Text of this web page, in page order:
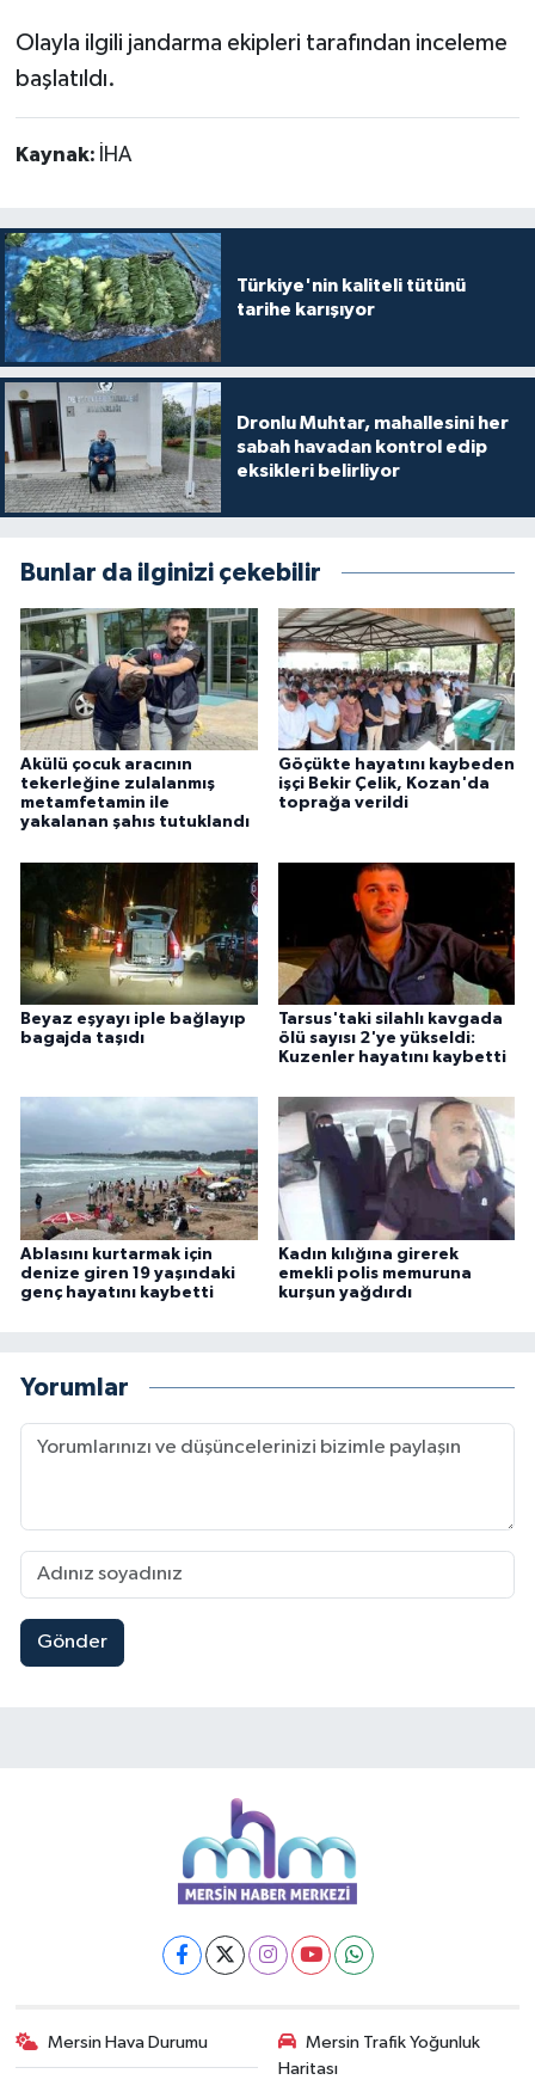
Olayla ilgili jandarma ekipleri tarafından inceleme
başlatıldı.
Kaynak: İHA
Türkiye'nin kaliteli tütünü
tarihe karışıyor
Dronlu Muhtar, mahallesini her
sabah havadan kontrol edip
eksikleri belirliyor
Bunlar da ilginizi çekebilir
Akülü çocuk aracının
tekerleğine zulalanmış
metamfetamin ile
yakalanan şahıs tutuklandı
Göçükte hayatını kaybeden
işçi Bekir Çelik, Kozan'da
toprağa verildi
Beyaz eşyayı iple bağlayıp
bagajda taşıdı
Tarsus'taki silahlı kavgada
ölü sayısı 2'ye yükseldi:
Kuzenler hayatını kaybetti
Ablasını kurtarmak için
denize giren 19 yaşındaki
genç hayatını kaybetti
Kadın kılığına girerek
emekli polis memuruna
kurşun yağdırdı
Yorumlar
Gönder
Mersin Hava Durumu
Mersin Trafik Yoğunluk
Haritası